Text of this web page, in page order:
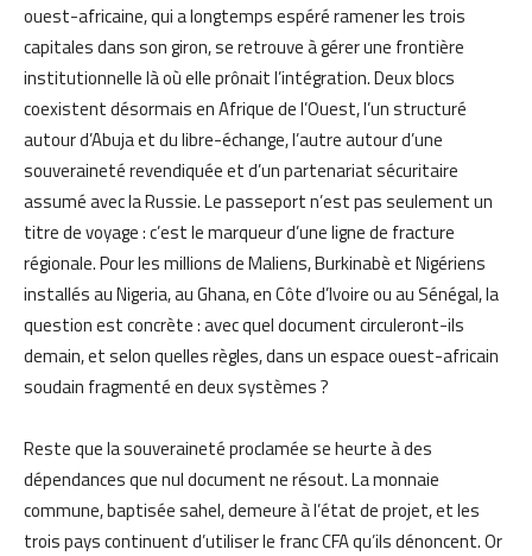
ouest-africaine, qui a longtemps espéré ramener les trois
capitales dans son giron, se retrouve à gérer une frontière
institutionnelle là où elle prônait l’intégration. Deux blocs
coexistent désormais en Afrique de l’Ouest, l’un structuré
autour d’Abuja et du libre-échange, l’autre autour d’une
souveraineté revendiquée et d’un partenariat sécuritaire
assumé avec la Russie. Le passeport n’est pas seulement un
titre de voyage : c’est le marqueur d’une ligne de fracture
régionale. Pour les millions de Maliens, Burkinabè et Nigériens
installés au Nigeria, au Ghana, en Côte d’Ivoire ou au Sénégal, la
question est concrète : avec quel document circuleront-ils
demain, et selon quelles règles, dans un espace ouest-africain
soudain fragmenté en deux systèmes ?
Reste que la souveraineté proclamée se heurte à des
dépendances que nul document ne résout. La monnaie
commune, baptisée sahel, demeure à l’état de projet, et les
trois pays continuent d’utiliser le franc CFA qu’ils dénoncent. Or